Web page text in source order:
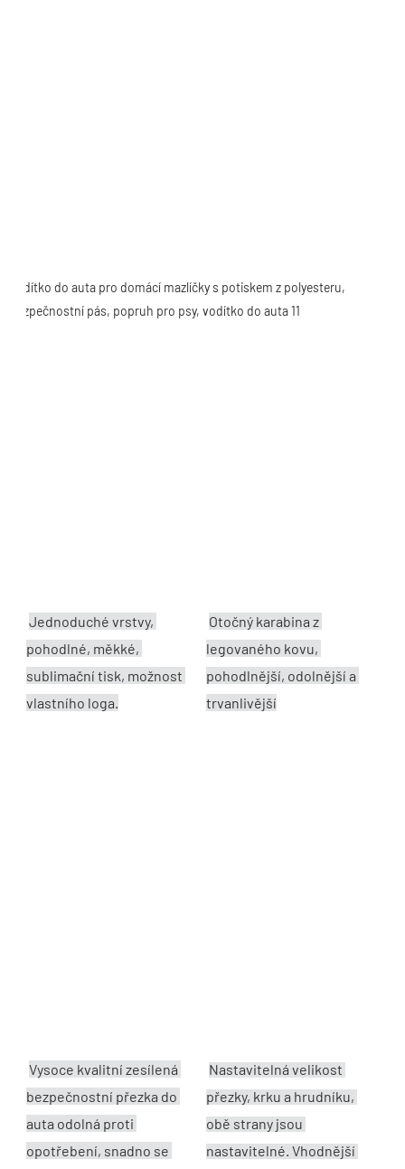
Jednoduché vrstvy,
pohodlné, měkké,
sublimační tisk, možnost
vlastního loga.
Otočný karabina z
legovaného kovu,
pohodlnější, odolnější a
trvanlivější
Vysoce kvalitní zesílená
bezpečnostní přezka do
auta odolná proti
opotřebení, snadno se
Nastavitelná velikost
přezky, krku a hrudníku,
obě strany jsou
nastavitelné. Vhodnější